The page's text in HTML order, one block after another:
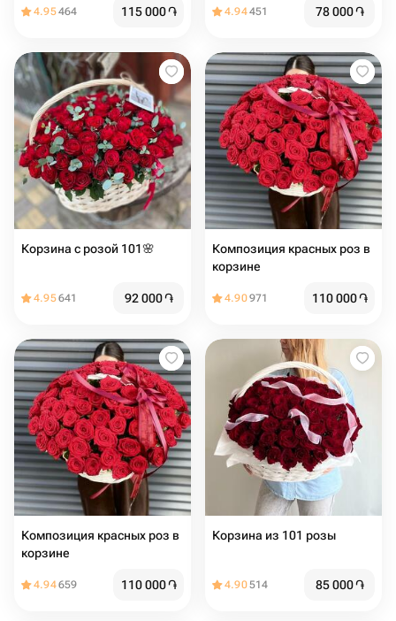
4.95464 115 000֏ 4.94451 78 000֏
Корзина с розой 101🌸
4.95641 92 000֏
Композиция красных роз в
корзине
4.90971 110 000֏
Композиция красных роз в
корзине
4.94659 110 000֏
Корзина из 101 розы
4.90514 85 000֏